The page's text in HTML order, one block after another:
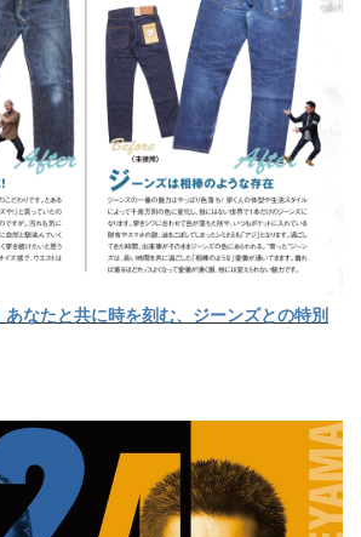
なたと共に時を刻む、ジーンズとの特別